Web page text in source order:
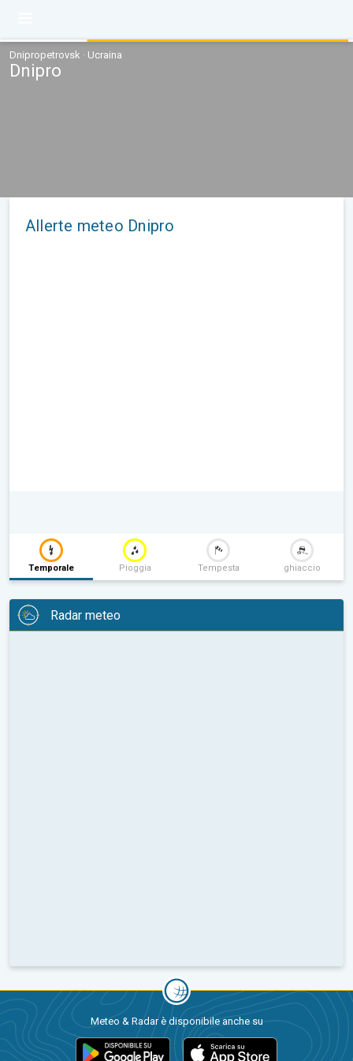
Dnipropetrovsk · Ucraina
Dnipro
Allerte meteo Dnipro
Temporale Pioggia Tempesta ghiaccio
Radar meteo
Meteo & Radar è disponibile anche su